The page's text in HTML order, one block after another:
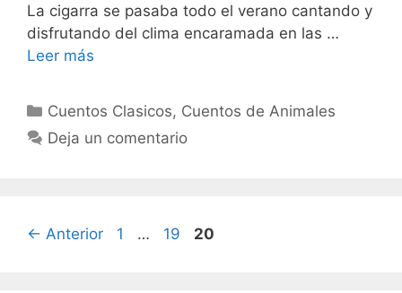
La cigarra se pasaba todo el verano cantando y
disfrutando del clima encaramada en las …
Leer más
Categorías
Cuentos Clasicos, Cuentos de Animales
Deja un comentario
← Anterior Página
1 … Página
19 Página
20